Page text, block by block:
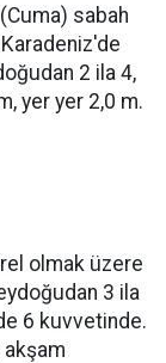
sabah
2 ila 4,
yer yer 2,0 m.
olmak üzere
3 ila
6 kuvvetinde.
akşam